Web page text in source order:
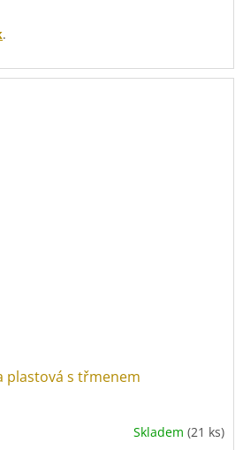
.
plastová s třmenem
Skladem (21 ks)